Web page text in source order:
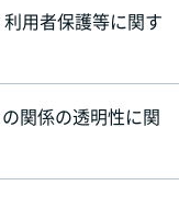
用者保護等に関す
関係の透明性に関